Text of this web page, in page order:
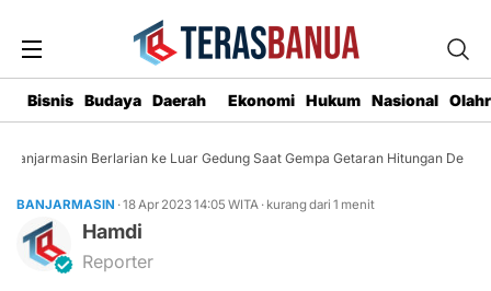
Bisnis Budaya Daerah Ekonomi Hukum Nasional
Berlarian ke Luar Gedung Saat Gempa Getaran Hitungan Detik
BANJARMASIN · 18 Apr 202314:05 WITA · kurang dari 1 menit
Hamdi
Reporter